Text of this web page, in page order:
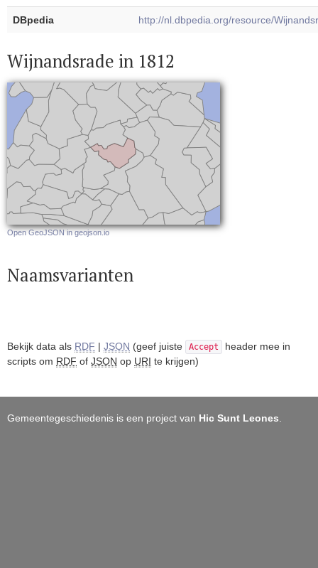
DBpedia http://nl.dbpedia.org/resource/
Wijnandsrade in 1812
Open GeoJSON in geojson.io
Naamsvarianten
Bekijk data als RDF | JSON (geef juiste Accept
header mee in
scripts om RDF of JSON op URI te krijgen)
Gemeentegeschiedenis is een project van Hic Sunt Leones